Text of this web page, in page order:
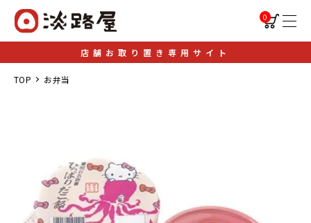
0
店舗お取り置き専用サイト
TOP お弁当